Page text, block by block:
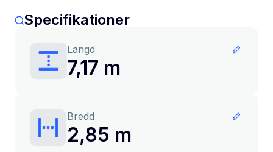
Specifikationer
Längd
7,17 m
Bredd
2,85 m